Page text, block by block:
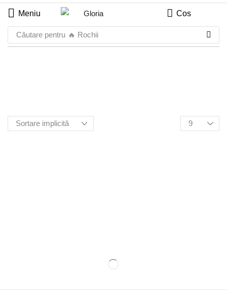
Meniu Cos
Căutare pentru 🔥 Rochii